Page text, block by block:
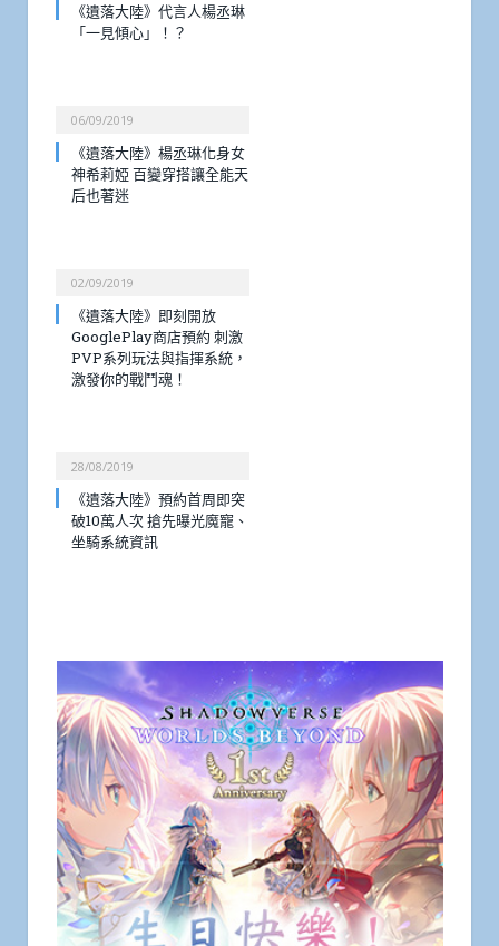
《遺落大陸》代言人楊丞琳
「一見傾心」！？
06/09/2019
《遺落大陸》楊丞琳化身女
神希莉婭 百變穿搭讓全能天
后也著迷
02/09/2019
《遺落大陸》即刻開放
GooglePlay商店預約 刺激
PVP系列玩法與指揮系統，
激發你的戰鬥魂！
28/08/2019
《遺落大陸》預約首周即突
破10萬人次 搶先曝光魔寵、
坐騎系統資訊